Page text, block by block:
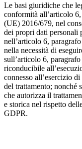
Le basi giuridiche che
conformità all’articolo
(UE) 2016/679, nel
dei propri dati personali
nell’articolo 6,
nella necessità di
sull’articolo 6,
riconducibile
connesso all’esercizio
del trattamento; nonché
che autorizza il
e storica nel rispetto
GDPR.